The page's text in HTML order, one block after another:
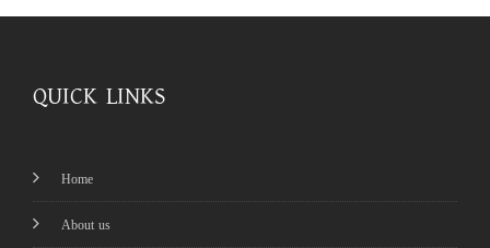
QUICK LINKS
Home
About us